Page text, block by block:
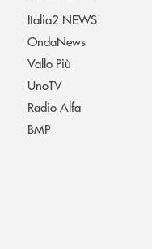
Italia2 NEWS
OndaNews
Vallo Più
UnoTV
Radio Alfa
BMP